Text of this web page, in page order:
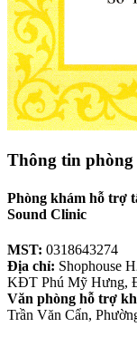
Thông tin
Phòng khám hỗ trợ
Sound Clinic
MST: 0318643274
Địa chỉ: Shophouse
KĐT Phú Mỹ Hưng,
Văn phòng hỗ trợ
Trần Văn Cẩn,